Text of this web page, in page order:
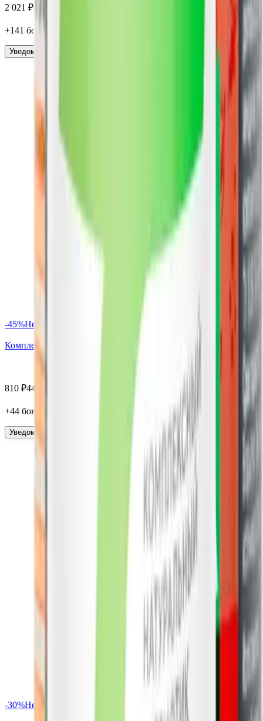
2 021 ₽
+141 бонус
Уведомить
-45%Нет в наличии
Комплекс Пиколинат хрома, капсулы, 60 шт. Вектор здоровья
810 ₽446
+44 бонус
Уведомить
-30%Нет в наличии